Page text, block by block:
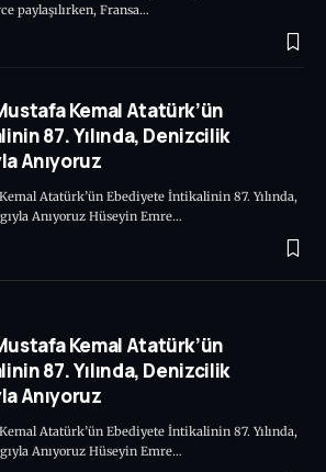
paylaşılırken, Fransa…
Kemal Atatürk’ün
87. Yılında, Denizcilik
Anıyoruz
Atatürk’ün Ebediyete İntikalinin 87. Yılında,
Anıyoruz Hüseyin Emre…
Kemal Atatürk’ün
87. Yılında, Denizcilik
Anıyoruz
Atatürk’ün Ebediyete İntikalinin 87. Yılında,
Anıyoruz Hüseyin Emre…